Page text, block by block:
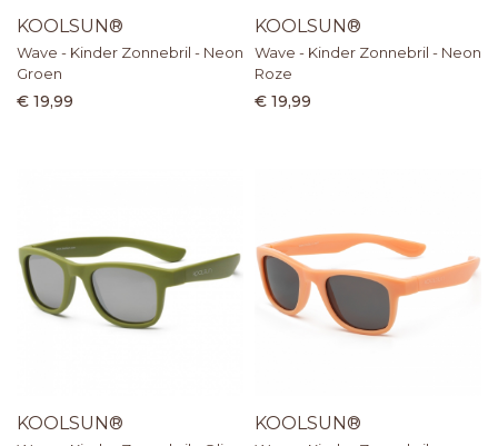
KOOLSUN®
Wave - Kinder Zonnebril - Neon
Groen
€ 19,99
KOOLSUN®
Wave - Kinder Zonnebril - Neon
Roze
€ 19,99
KOOLSUN® KOOLSUN®